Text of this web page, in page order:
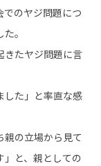
でのヤジ問題につ
。
きたヤジ問題に言
した」と率直な感
親の立場から見て
と、親としての